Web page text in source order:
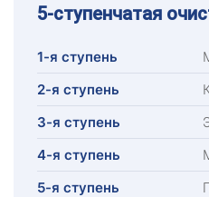
5-ступенчатая
1-я ступень
2-я ступень
3-я ступень
4-я ступень
5-я ступень